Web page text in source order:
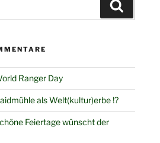
Ranger Day
als Welt(kultur)erbe !?
Feiertage wünscht der